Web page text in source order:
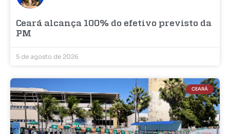
Ceará alcança 100% do efetivo previsto da
PM
5 de agosto de 2026
CEARÁ